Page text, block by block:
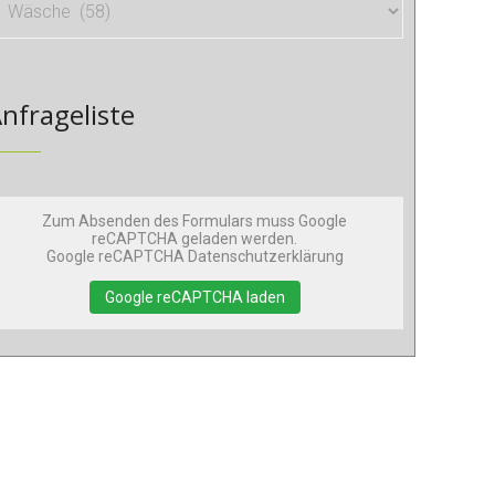
Zum Absenden des Formulars muss Google
reCAPTCHA geladen werden.
Google reCAPTCHA Datenschutzerklärung
Google reCAPTCHA laden